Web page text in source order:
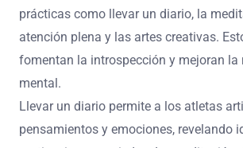
prácticas como llevar un diario, la
atención plena y las artes creativas.
fomentan la introspección y mejoran la
mental.
Llevar un diario permite a los atletas
pensamientos y emociones, revelando